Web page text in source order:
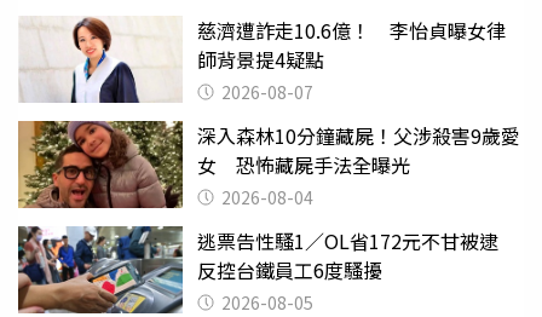
慈濟遭詐走10.6億！ 李怡貞曝女律
師背景提4疑點
2026-08-07
深入森林10分鐘藏屍！父涉殺害9歲愛
女 恐怖藏屍手法全曝光
2026-08-04
逃票告性騷1／OL省172元不甘被逮
反控台鐵員工6度騷擾
2026-08-05